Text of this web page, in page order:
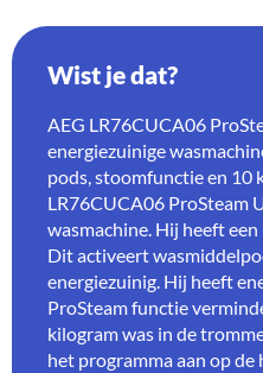
Wist je dat?
AEG LR76CUCA06
energiezuinige
pods, stoomfunctie en 10
LR76CUCA06 ProSteam
wasmachine. Hij heeft
Dit activeert
energiezuinig. Hij heeft
ProSteam functie
kilogram was in de
het programma aan op